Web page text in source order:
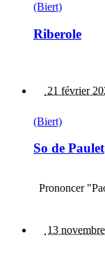
(Biert)
Riberole
21 février
(Biert)
So de Paulet
Prononcer
13